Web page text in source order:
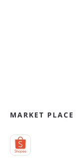
MARKET PLACE